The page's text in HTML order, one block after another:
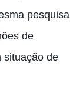
pesquisa
de
situação de